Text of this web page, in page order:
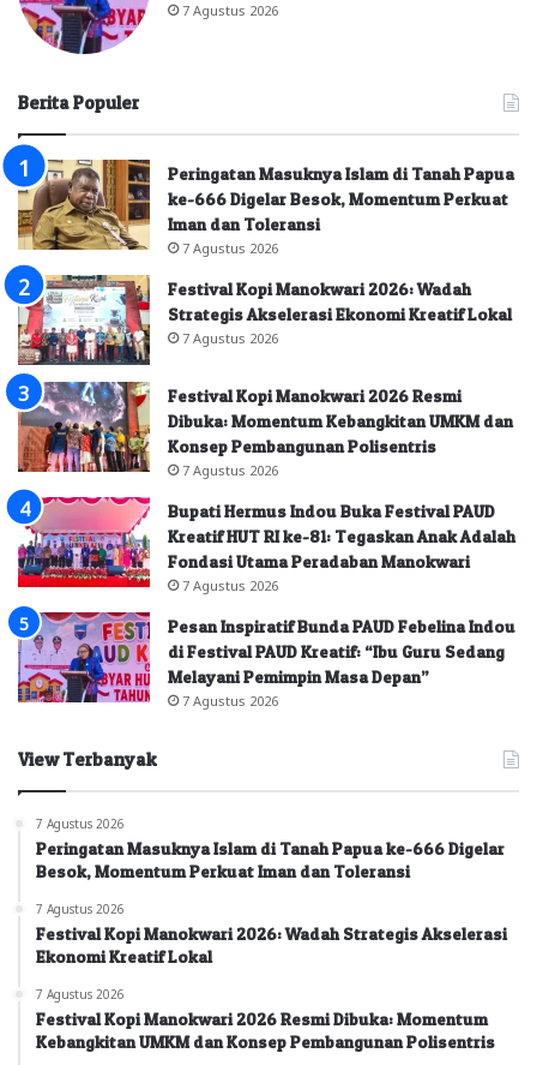
7 Agustus 2026
Berita Populer
Peringatan Masuknya Islam di Tanah Papua
ke-666 Digelar Besok, Momentum Perkuat
Iman dan Toleransi
7 Agustus 2026
Festival Kopi Manokwari 2026: Wadah
Strategis Akselerasi Ekonomi Kreatif Lokal
7 Agustus 2026
Festival Kopi Manokwari 2026 Resmi
Dibuka: Momentum Kebangkitan UMKM dan
Konsep Pembangunan Polisentris
7 Agustus 2026
Bupati Hermus Indou Buka Festival PAUD
Kreatif HUT RI ke-81: Tegaskan Anak Adalah
Fondasi Utama Peradaban Manokwari
7 Agustus 2026
Pesan Inspiratif Bunda PAUD Febelina Indou
di Festival PAUD Kreatif: “Ibu Guru Sedang
Melayani Pemimpin Masa Depan”
7 Agustus 2026
View Terbanyak
7 Agustus 2026
Peringatan Masuknya Islam di Tanah Papua ke-666 Digelar
Besok, Momentum Perkuat Iman dan Toleransi
7 Agustus 2026
Festival Kopi Manokwari 2026: Wadah Strategis Akselerasi
Ekonomi Kreatif Lokal
7 Agustus 2026
Festival Kopi Manokwari 2026 Resmi Dibuka: Momentum
Kebangkitan UMKM dan Konsep Pembangunan Polisentris